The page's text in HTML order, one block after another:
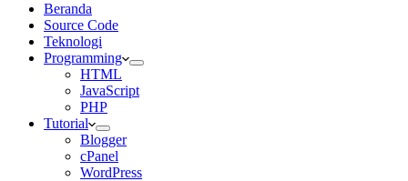
Beranda
Source Code
Teknologi
Programming
HTML
JavaScript
PHP
Tutorial
Blogger
cPanel
WordPress